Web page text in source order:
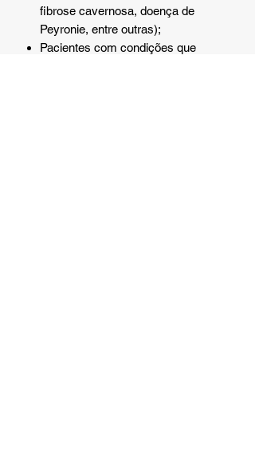
fibrose cavernosa, doença de
Peyronie, entre outras);
Pacientes com condições que